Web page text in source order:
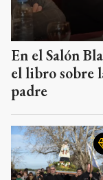
En el Salón
el libro sobre
padre